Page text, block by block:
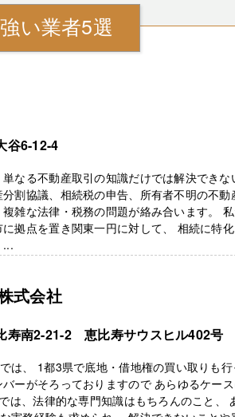
い業者5選
谷6-12-4
なる不動産取引の知識だけでは解決できな
割協議、相続税の申告、所有者不明の不動
雑な法律・税務の問題が絡み合います。
拠点を置き関東一円に対して、 相続に特化
...
式会社
寿南2-21-2​ 恵比寿サウスヒル402号
は、 1都3県で底地・借地権の買い取りも行
ーがそろっておりますので あらゆるケー
、法律的な専門知識はもちろんのこと、